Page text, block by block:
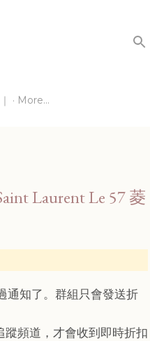
More…
Laurent Le 57 菱
通知了。群組只會發送折
蹤頻道，才會收到即時折扣